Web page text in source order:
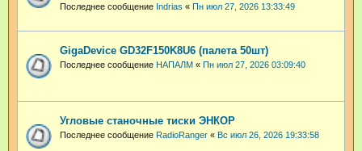
Последнее сообщение Indrias « Пн июл 27, 2026 13:33:49
GigaDevice GD32F150K8U6 (палета 50шт)
Последнее сообщение НАПАЛМ « Пн июл 27, 2026 03:09:40
Угловые станочные тиски ЭНКОР
Последнее сообщение RadioRanger « Вс июл 26, 2026 19:33:58